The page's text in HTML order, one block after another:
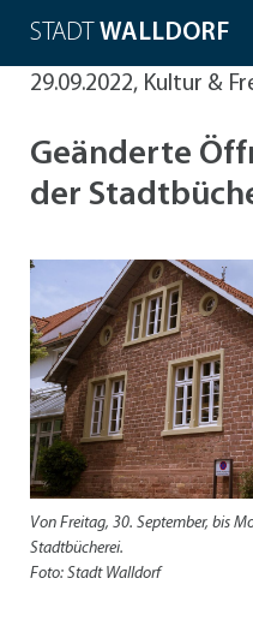
STADT WALLDORF
29.09.2022, Kultur &
Geänderte
der
Von Freitag, 30. September, bis
Stadtbücherei.
Foto: Stadt Walldorf